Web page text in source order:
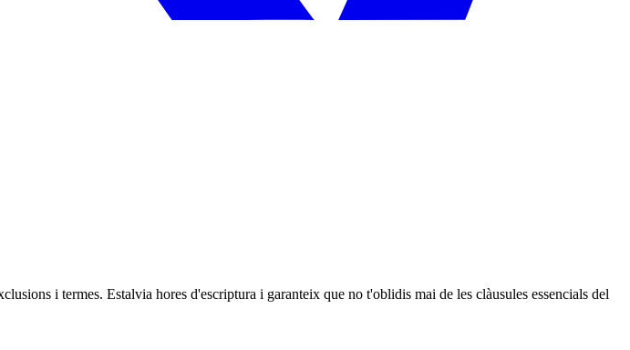
i termes. Estalvia hores d'escriptura i garanteix que no t'oblidis mai de les clàusules essencials del